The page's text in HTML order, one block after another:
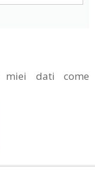
miei dati come